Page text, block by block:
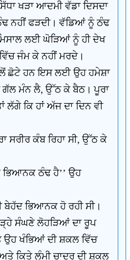
ਖੜਾ ਆਦਮੀ ਵੱਡਾ ਦਿਸਦਾ
ਨਹੀਂ ਫੜਦੀ। ਵੱਡਿਆਂ ਨੂੰ ਠੰਢ
ਲਈ ਘੋੜਿਆਂ ਨੂੰ ਹੀ ਦੇਖ
ਜੰਮ ਕੇ ਨਹੀਂ ਮਰਦੇ।
ਛੋਟੇ ਹਨ ਇਸ ਲਈ ਉਹ ਹਮੇਸ਼ਾ
ਗੱਲ ਮੰਨ ਲੈ, ਉੱਠ ਕੇ ਬੈਠ। ਪੂਰਾ
ਲੱਗੇ ਕਿ ਹਾਂ ਅੱਜ ਦਾ ਦਿਨ ਵੀ
ਸਰੀਰ ਕੰਬ ਰਿਹਾ ਸੀ, ਉੱਠ ਕੇ
ਭਿਆਨਕ ਠੰਢ ਹੈ’’ ਉਹ
ਭਿਆਨਕ ਹੋ ਰਹੀ ਸੀ।
ਸੰਘਣੇ ਲੋਹੜਿਆਂ ਦਾ ਰੂਪ
ਉਹ ਖੰਭਿਆਂ ਦੀ ਸ਼ਕਲ ਵਿੱਚ
ਕਿਤੇ ਲੰਮੀ ਚਾਦਰ ਦੀ ਸ਼ਕਲ